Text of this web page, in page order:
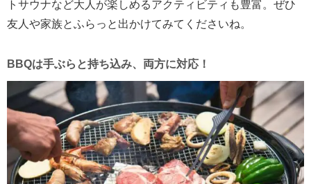
トサウナなど大人が楽しめるアクティビティも豊富。ぜひ
友人や家族とふらっと出かけてみてくださいね。
BBQは手ぶらと持ち込み、両方に対応！